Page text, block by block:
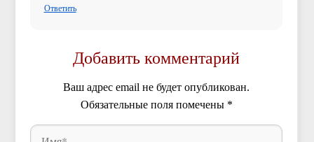
Ответить
Добавить комментарий
Ваш адрес email не будет опубликован.
Обязательные поля помечены *